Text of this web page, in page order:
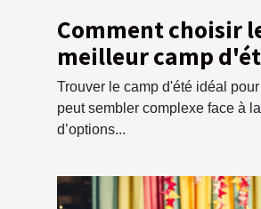
Comment choisir
meilleur camp
vos enfants ?
Trouver le camp d'été idéal
peut sembler complexe face à
d’options...